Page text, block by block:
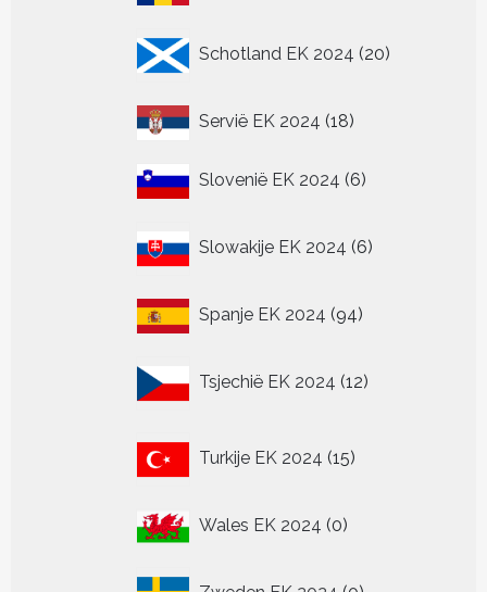
Schotland EK 2024 20
producten
Servië EK 2024 1818
Slovenië EK 2024 66
Slowakije EK 2024 6
producten
Spanje EK 2024 9494
Tsjechië EK 2024 12
producten
Turkije EK 2024 15
producten
Wales EK 2024 00